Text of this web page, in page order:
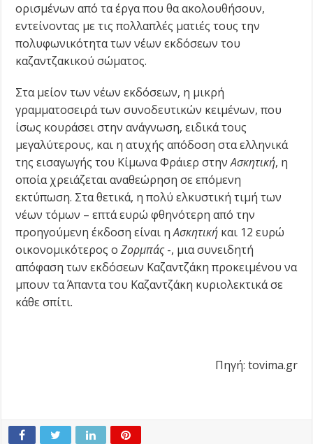
ορισμένων από τα έργα που θα ακολουθήσουν,
εντείνοντας με τις πολλαπλές ματιές τους την
πολυφωνικότητα των νέων εκδόσεων του
καζαντζακικού σώματος.
Στα μείον των νέων εκδόσεων, η μικρή
γραμματοσειρά των συνοδευτικών κειμένων, που
ίσως κουράσει στην ανάγνωση, ειδικά τους
μεγαλύτερους, και η ατυχής απόδοση στα ελληνικά
της εισαγωγής του Κίμωνα Φράιερ στηνΑσκητική, η
οποία χρειάζεται αναθεώρηση σε επόμενη
εκτύπωση. Στα θετικά, η πολύ ελκυστική τιμή των
νέων τόμων – επτά ευρώ φθηνότερη από την
προηγούμενη έκδοση είναι ηΑσκητική και 12 ευρώ
οικονομικότερος οΖορμπάς-, μια συνειδητή
απόφαση των εκδόσεων Καζαντζάκη προκειμένου να
μπουν τα Άπαντα του Καζαντζάκη κυριολεκτικά σε
κάθε σπίτι.
Πηγή: tovima.gr